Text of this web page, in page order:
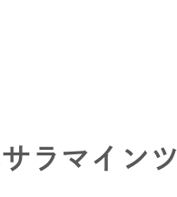
ラマイン